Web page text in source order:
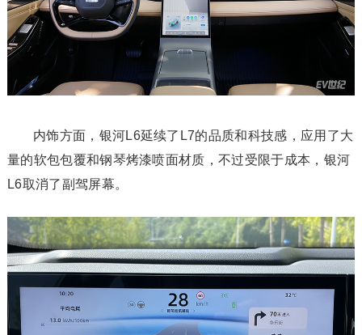
内饰方面，银河L6延续了L7的品质和科技感，应用了大
量的软包包覆和钢琴烤漆喷面材质，不过受限于成本，银河
L6取消了副驾屏幕。